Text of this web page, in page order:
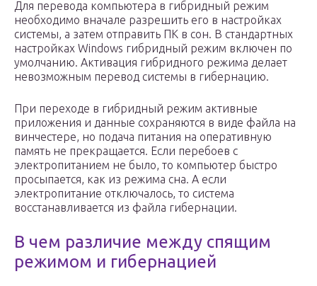
Для перевода компьютера в гибридный режим
необходимо вначале разрешить его в настройках
системы, а затем отправить ПК в сон. В стандартных
настройках Windows гибридный режим включен по
умолчанию. Активация гибридного режима делает
невозможным перевод системы в гибернацию.
При переходе в гибридный режим активные
приложения и данные сохраняются в виде файла на
винчестере, но подача питания на оперативную
память не прекращается. Если перебоев с
электропитанием не было, то компьютер быстро
просыпается, как из режима сна. А если
электропитание отключалось, то система
восстанавливается из файла гибернации.
В чем различие между спящим
режимом и гибернацией